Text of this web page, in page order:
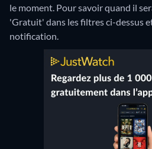
le moment. Pour savoir quand il
'Gratuit' dans les filtres ci-dessus
notification.